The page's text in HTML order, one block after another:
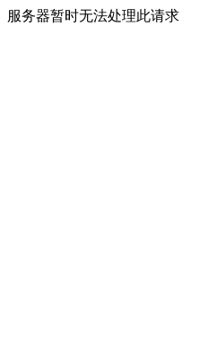
服务器暂时无法处理此请求